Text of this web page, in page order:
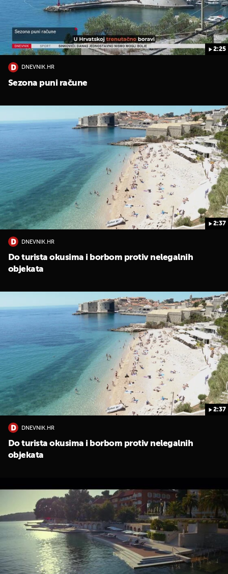
2:25
DNEVNIK.HR
Sezona puni račune
2:37
DNEVNIK.HR
Do turista okusima i borbom protiv nelegalnih
objekata
2:37
DNEVNIK.HR
Do turista okusima i borbom protiv nelegalnih
objekata